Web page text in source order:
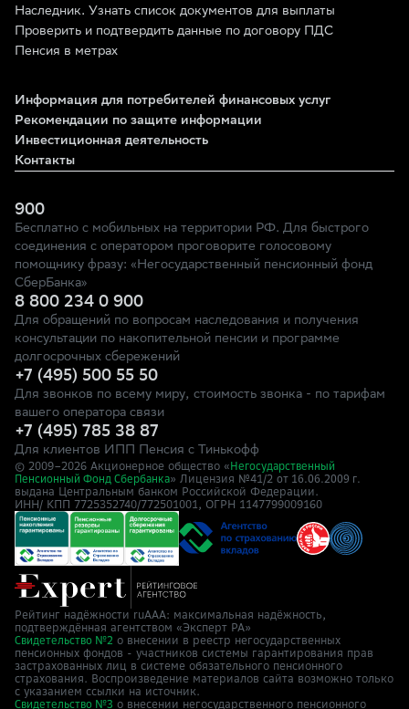
Наследник. Узнать список документов для выплаты
Проверить и подтвердить данные по договору ПДС
Пенсия в метрах
Информация для потребителей финансовых услуг
Рекомендации по защите информации
Инвестиционная деятельность
Контакты
900
Бесплатно с мобильных на территории РФ. Для быстрого
соединения с оператором проговорите голосовому
помощнику фразу: «Негосударственный пенсионный фонд
СберБанка»
8 800 234 0 900
Для обращений по вопросам наследования и получения
консультации по накопительной пенсии и программе
долгосрочных сбережений
+7 (495) 500 55 50
Для звонков по всему миру, стоимость звонка - по тарифам
вашего оператора связи
+7 (495) 785 38 87
Для клиентов ИПП Пенсия с Тинькофф
© 2009–2026 Акционерное общество « Негосударственный
Пенсионный Фонд Сбербанка» Лицензия №41/2 от 16.06.2009 г.
выдана Центральным банком Российской Федерации.
ИНН/ КПП 7725352740/772501001, ОГРН 1147799009160
Рейтинг надёжности ruAAA: максимальная надёжность,
подтверждённая агентством «Эксперт РА»
Свидетельство №2 о внесении в реестр негосударственных
пенсионных фондов - участников системы гарантирования прав
застрахованных лиц в системе обязательного пенсионного
страхования. Воспроизведение материалов сайта возможно только
с указанием ссылки на источник.
Свидетельство №3 о внесении негосударственного пенсионного